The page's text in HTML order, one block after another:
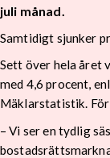
juli månad.
Samtidigt sjunker
Sett över hela året
med 4,6 procent,
Mäklarstatistik.
– Vi ser en tydlig